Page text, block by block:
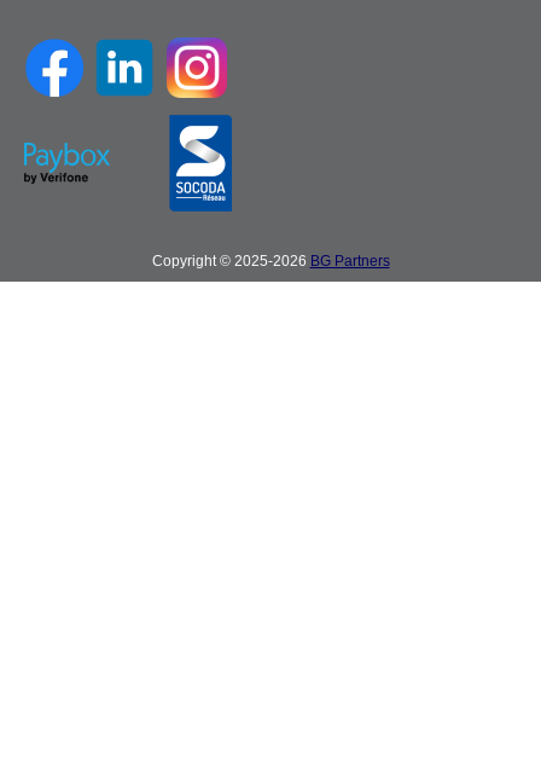
Copyright © 2025-2026 BG Partners